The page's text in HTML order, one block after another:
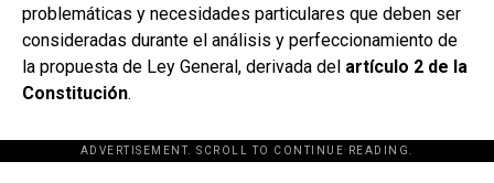
problemáticas y necesidades particulares que deben ser
consideradas durante el análisis y perfeccionamiento de
la propuesta de Ley General, derivada del artículo 2 de la
Constitución.
ADVERTISEMENT. SCROLL TO CONTINUE READING.
[adsforwp id="243463"]